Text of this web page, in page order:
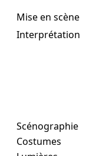
Mise en scène
Interprétation
Scénographie
Costumes